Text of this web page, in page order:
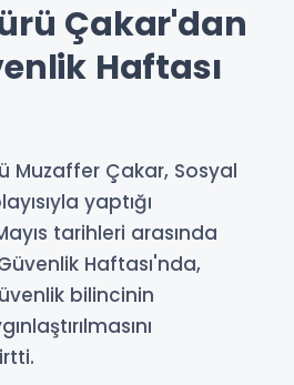
Çakar'dan
Haftası
Muzaffer Çakar, Sosyal
yaptığı
tarihleri arasında
Haftası'nda,
bilincinin